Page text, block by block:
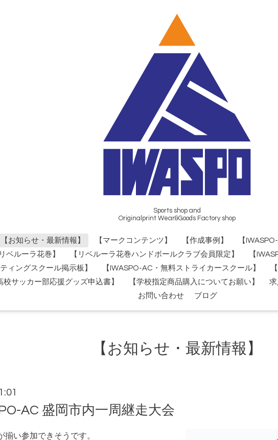
Sports shop and
Originalprint Wear&Goods Factory shop
【お知らせ・最新情報】 【マークコンテンツ】 【作成事例】
【
ベルーラ花巻】
【リベルーラ花巻ハンドボールクラブ会員限定】
【
ィングスクール掲示板】
【IWASPO-AC・無料ストライカースクール】
校サッカー部応援グッズ申込書】
【学校指定商品購入についてお願い】
お問い合わせ
ブログ
【お知らせ・最新情報】
AC 盛岡市内一周継走大会
揃い参加できそうです。